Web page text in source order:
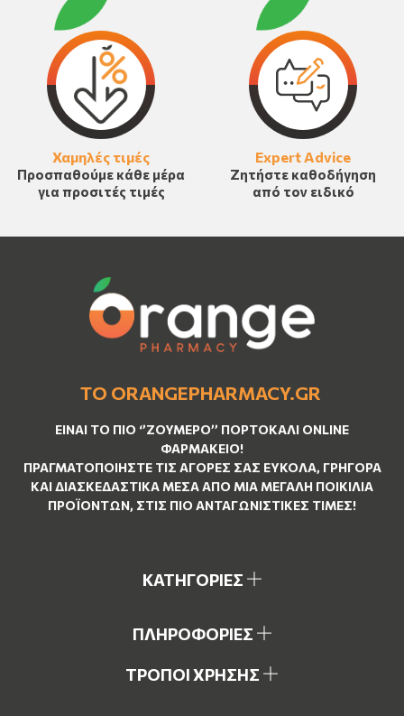
Χαμηλές τιμές
Προσπαθούμε κάθε μέρα
για προσιτές τιμές
Expert Advice
Ζητήστε καθοδήγηση
από τον ειδικό
ΤΟ ORANGEPHARMACY.GR
ΕΊΝΑΙ ΤO ΠΙΟ ‘’ΖΟΥΜΕΡΌ’’ ΠΟΡΤΟΚΑΛΊ ΟNLINE
ΦΑΡΜΑΚΕΊΟ!
ΠΡΑΓΜΑΤΟΠΟΙΉΣΤΕ ΤΙΣ ΑΓΟΡΈΣ ΣΑΣ ΕΎΚΟΛΑ, ΓΡΉΓΟΡΑ
ΚΑΙ ΔΙΑΣΚΕΔΑΣΤΙΚΆ ΜΈΣΑ ΑΠΌ ΜΙΑ ΜΕΓΆΛΗ ΠΟΙΚΙΛΊΑ
ΠΡΟΪΌΝΤΩΝ, ΣΤΙΣ ΠΙΟ ΑΝΤΑΓΩΝΙΣΤΙΚΈΣ ΤΙΜΈΣ!
ΚΑΤΗΓΟΡΙΕΣ
ΠΛΗΡΟΦΟΡΙΕΣ
ΤΡΟΠΟΙ ΧΡΗΣΗΣ